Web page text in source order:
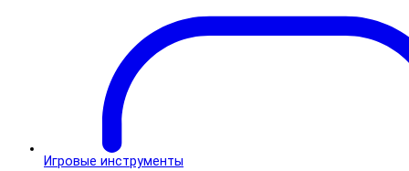
Игровые инструменты